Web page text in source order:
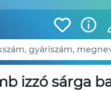
izzó sárga